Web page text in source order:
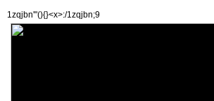
1zqjbn'"(){}<x>:/1zqjbn;9